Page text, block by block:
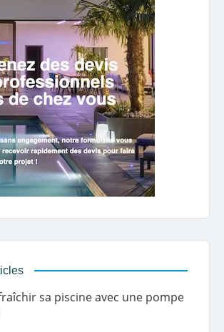
sa piscine avec une pompe